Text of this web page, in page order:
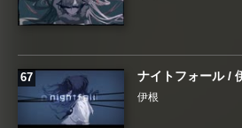
ナイトフォール /
伊根